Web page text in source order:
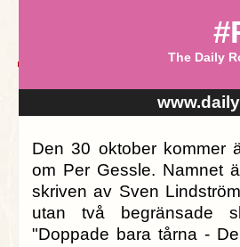
The Daily
Den 30 oktober kommer
om Per Gessle. Namnet
skriven av Sven
utan två begränsade
"Doppade bara tårna -